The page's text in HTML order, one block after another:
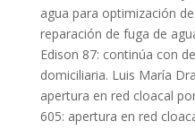
agua para optimización
reparación de fuga de
Edison 87: continúa con
domiciliaria. Luis María
apertura en red cloacal
605: apertura en red